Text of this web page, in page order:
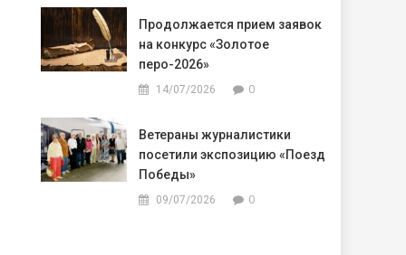
Продолжается прием заявок
на конкурс «Золотое
перо-2026»
14/07/2026 0
Ветераны журналистики
посетили экспозицию «Поезд
Победы»
09/07/2026 0